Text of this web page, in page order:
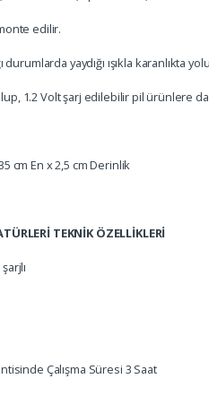
edilir.
durumlarda yaydığı ışıkla karanlıkta
1.2 Volt şarj edilebilir pil ürünlere
cm En x 2,5 cm Derinlik
TEKNİK ÖZELLİKLERİ
Çalışma Süresi 3 Saat